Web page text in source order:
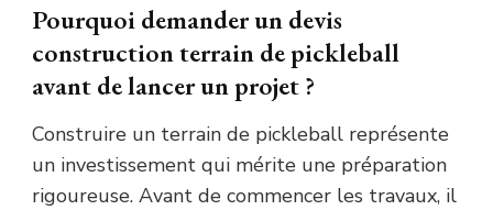
Pourquoi demander un devis
construction terrain de pickleball
avant de lancer un projet ?
Construire un terrain de pickleball représente
un investissement qui mérite une préparation
rigoureuse. Avant de commencer les travaux, il